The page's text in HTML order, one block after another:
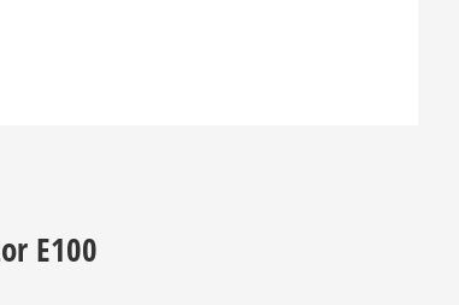
E100